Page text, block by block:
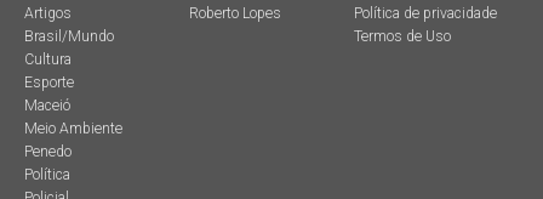
Artigos
Brasil/Mundo
Cultura
Esporte
Maceió
Meio Ambiente
Penedo
Política
Roberto Lopes
Política de privacidade
Termos de Uso